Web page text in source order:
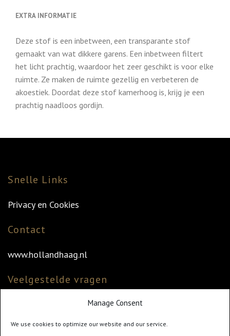
Manage Consent
We use cookies to optimize our website and our service.
EXTRA INFORMATIE
Deze stof is een inbetween, een transparante stof
gemaakt van wat dikkere garens. Een inbetween filtert
het licht prachtig, waardoor het zeer geschikt is voor elke
ruimte. Ze maken de ruimte gezellig en verbeteren de
akoestiek. Doordat deze stof kamerhoog is, krijg je een
prachtig naadloos gordijn.
Snelle Links
Privacy en Cookies
Contact
www.hollandhaag.nl
Veelgestelde vragen
Veelgestelde vragen